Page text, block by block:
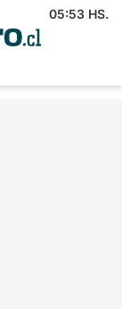
05:53 HS.